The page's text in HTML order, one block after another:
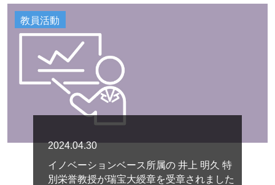
教員活動
2024.04.30
イノベーションベース所属の 井上 明久 特
別栄誉教授が瑞宝大綬章を受章されました